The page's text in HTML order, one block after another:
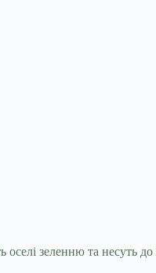
зеленню та несуть